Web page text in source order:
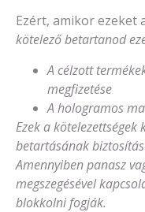
Ezért, amikor ezeket
kötelező betartanod
A célzott
megfizetése
A hologramos
Ezek a kötelezettségek
betartásának
Amennyiben panasz
megszegésével
blokkolni fogják.